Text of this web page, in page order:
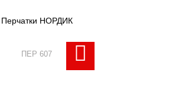
Перчатки НОРДИК
ПЕР 607